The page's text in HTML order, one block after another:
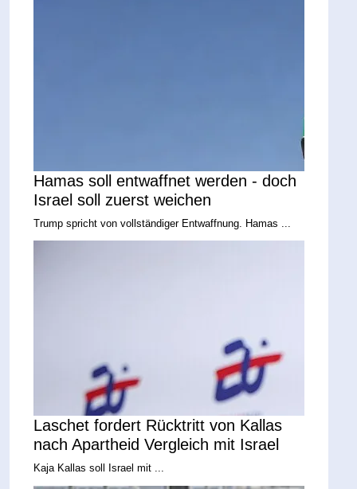
Hamas soll entwaffnet werden - doch
Israel soll zuerst weichen
Trump spricht von vollständiger Entwaffnung. Hamas ...
Laschet fordert Rücktritt von Kallas
nach Apartheid Vergleich mit Israel
Kaja Kallas soll Israel mit ...